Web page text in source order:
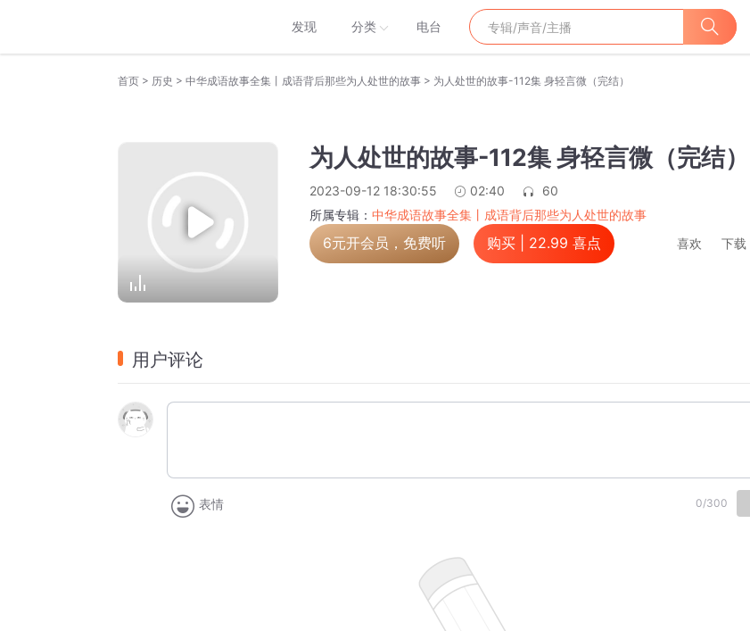
发现 分类 电台
首页 > 历史 > 中华成语故事全集丨成语背后那些为人处世的故事 > 为人处世的故事-112集 身轻言微（完结）
为人处世的故事-112集 身轻言微（完结）
2023-09-12 18:30:55 02:40
60
所属专辑： 中华成语故事全集丨成语背后那些为人处世的故事
6元开会员，免费听 购买 | 22.99 喜点 喜欢 下载
用户评论
表情 0/300